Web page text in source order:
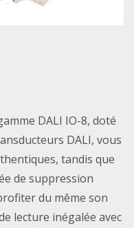
DALI IO-8, doté
DALI, vous
tandis que
de suppression
du même son
lecture inégalée avec